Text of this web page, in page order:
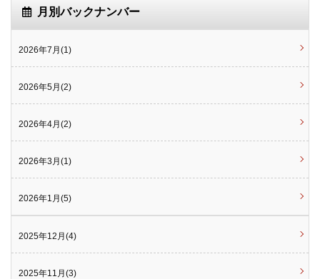
月別バックナンバー
2026年7月(1)
2026年5月(2)
2026年4月(2)
2026年3月(1)
2026年1月(5)
2025年12月(4)
2025年11月(3)